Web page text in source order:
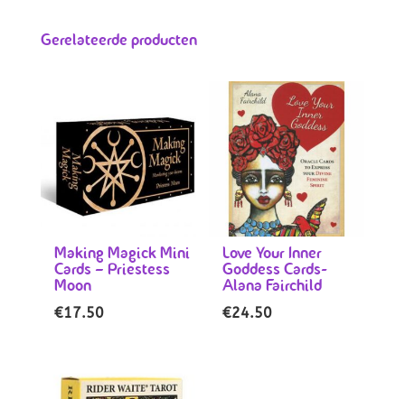
Gerelateerde producten
Making Magick Mini
Cards – Priestess
Moon
€17.50
Love Your Inner
Goddess Cards-
Alana Fairchild
€24.50